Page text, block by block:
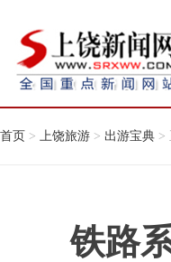
首页 > 上饶旅游 > 出游宝典 >
铁路